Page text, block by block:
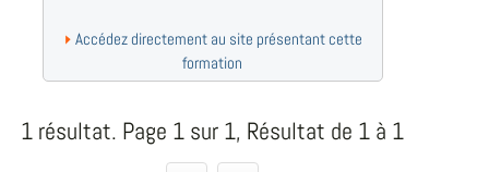
Accédez directement au site présentant cette
formation
1 résultat. Page 1 sur 1, Résultat de 1 à 1